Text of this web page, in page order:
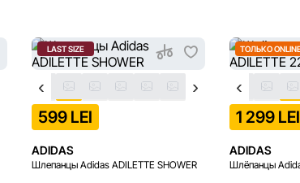
LAST SIZE
599 LEI
ADIDAS
Шлепанцы Adidas ADILETTE SHOWER
ТОЛЬКО
1 299 LEI
ADIDAS
Шлёпанцы